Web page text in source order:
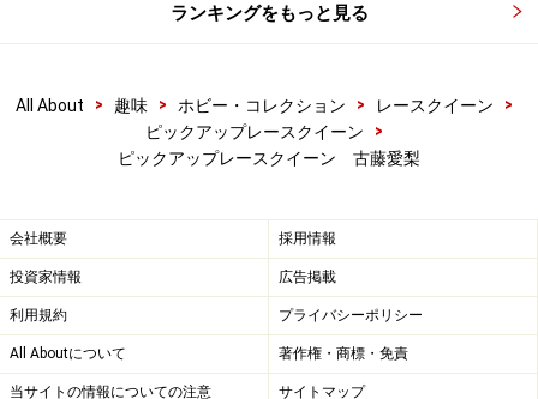
ランキングをもっと見る
All About > 趣味 > ホビー・コレクション > レースクイーン
>
ピックアップレースクイーン
>
ピックアップレースクイーン 古藤愛梨
会社概要 採用情報
投資家情報 広告掲載
利用規約 プライバシーポリシー
All Aboutについて 著作権・商標・免責
当サイトの情報についての注意 サイトマップ